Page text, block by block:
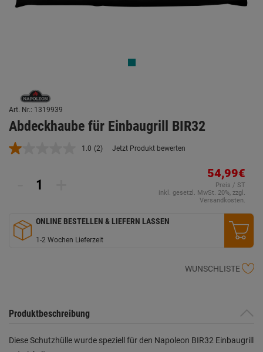
Art. Nr.: 1319939
Abdeckhaube für Einbaugrill BIR32
1.0 2
(2) Jetzt Produkt bewerten
54,99€
Preis / ST
inkl. gesetzl. MwSt. 20%, zzgl.
Versandkosten.
ONLINE BESTELLEN & LIEFERN LASSEN
1-2 Wochen Lieferzeit
WUNSCHLISTE
Produktbeschreibung
Diese Schutzhülle wurde speziell für den Napoleon BIR32 Einbaugrill